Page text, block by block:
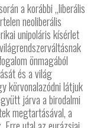
a korábbi „liberális
neoliberális
unipoláris kísérlet
önmagából
és a világ
körvonalazódni látjuk
járva a birodalmi
megtartásával, a